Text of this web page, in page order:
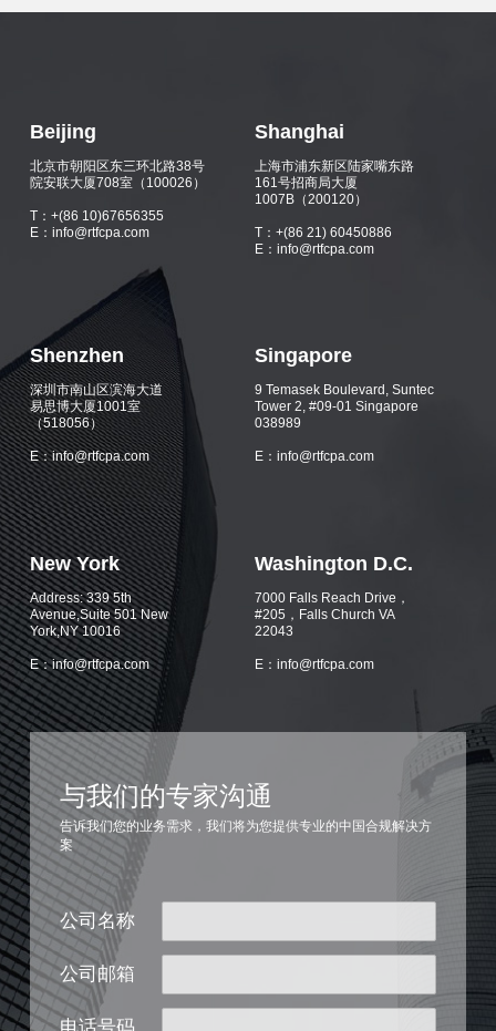
Beijing
北京市朝阳区东三环北路38号
院安联大厦708室（100026）
T：+(86 10)67656355
E：info@rtfcpa.com
Shanghai
上海市浦东新区陆家嘴东路
161号招商局大厦
1007B（200120）
T：+(86 21) 60450886
E：info@rtfcpa.com
Shenzhen
深圳市南山区滨海大道
易思博大厦1001室
（518056）
E：info@rtfcpa.com
Singapore
9 Temasek Boulevard, Suntec
Tower 2, #09-01 Singapore
038989
E：info@rtfcpa.com
New York
Address: 339 5th
Avenue,Suite 501 New
York,NY 10016
E：info@rtfcpa.com
Washington D.C.
7000 Falls Reach Drive，
#205，Falls Church VA
22043
E：info@rtfcpa.com
与我们的专家沟通
告诉我们您的业务需求，我们将为您提供专业的中国合规解决方
案
公司名称
公司邮箱